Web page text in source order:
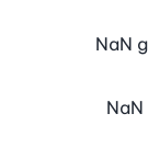
NaN g
NaN